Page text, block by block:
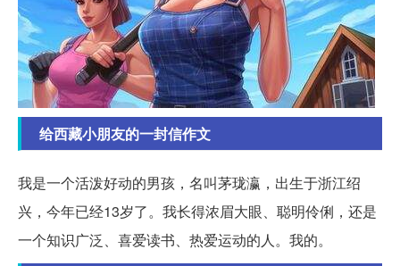
给西藏小朋友的一封信作文
我是一个活泼好动的男孩，名叫茅珑瀛，出生于浙江绍
兴，今年已经13岁了。我长得浓眉大眼、聪明伶俐，还是
一个知识广泛、喜爱读书、热爱运动的人。我的。